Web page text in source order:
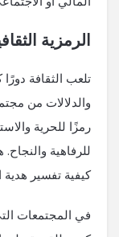
الرمزية
تلعب الثقافة
والدلالات من
رمزًا للحرية
للرفاهية
كيفية تفسير هدية
في المجتمعات